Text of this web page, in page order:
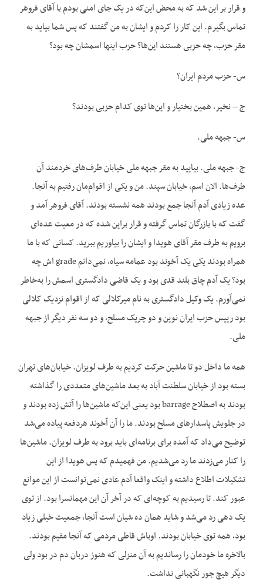
و قرار بر این شد که به محض این‌که در یک جای امنی بودم با آقای فروهر
تماس بگیرم. این کار را کردم و ایشان به من گفتند که پس شما بیاید به
مقر حزب، چه حزبی هستند این‌ها؟ حزب اینها اسمشان چه بود؟
س- حزب مردم ایران؟
ج – نخیر، همین بختیار و این‌ها توی کدام حزبی بودند؟
س- جبهه ملی.
ج- جبهه ملی. بیایید به مقر جبهه ملی خیابان طرف‌های خردمند آن
طرف‌ها. الان اسم، خیابان سپند. من و یکی از اقوام‌مان رفتیم به آنجا.
عده زیادی آدم آنجا جمع بودند همه نشسته بودند. آقای فروهر آمد و
گفت که با بازرگان تماس گرفته و قرار براین شده که در معیت عده‌ای
برویم به طرف مقر آقای هویدا و ایشان را بیاوریم ببرید. کسانی که با ما
همراه بودند یکی یک آخوند بود عمامه سیاه، نمی‌دانم grade ‌اش چه
بود؟ یک آدم چاق بلند قدی بود و یک قاضی دادگستری اسمش را به‌خاطر
نمی‌آورم. یک وکیل دادگستری به نام میرکلالی که از اقوام نزدیک کلالی
بود رییس حزب ایران نوین و دو چریک مسلح، و دو سه نفر دیگر از جبهه
ملی.
همه ما داخل دو تا ماشین حرکت کردیم به طرف لویزان. خیابان‌های تهران
بسته بود از خیابان سلطنت آباد به بعد ماشین‌های متعددی را گذاشته
بودند به اصطلاح barrage بود یعنی این‌که ماشین‌ها را آتش زده بودند و
در جلویش پاسدارهای مسلح بودند. ما را آن آخوند هردفعه پیاده می‌شد
توضیح می‌داد که آمده برای برنامه‌ای باید برود به طرف لویزان. ماشین‌ها
را کنار می‌زدند ما رد می‌شدیم. من فهمیدم که پس هویدا از این
تشکیلات اطلاع داشته و اینک واقعا آدم عادی نمی‌توانست از این موانع
عبور کند. تا رسیدیم به کوچه‌ای که در آخر آن این مهمانسرا بود. از توی
یک دهی رد می‌شد و شاید همان ده شیان است آنجا، جمعیت خیلی زیاد
بود، همه توی خیابان بودند. اوباش قاطی مردمی که آنجا مقیم بودند.
بالاخره ما خودمان را رساندیم به آن منزلی که هنوز دربان دم در بود ولی
دیگر هیچ جور نگهبانی نداشت.